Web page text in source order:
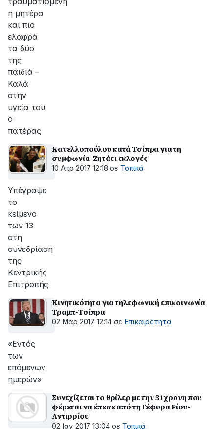
η μητέρα
και πιο
ελαφρά
τα δύο
της
παιδιά –
Καλά
στην
υγεία του
ο
πατέρας
Κανελλοπούλου κατά Τσίπρα για τη
συμφωνία-Ζητάει εκλογές
10 Απρ 2017 12:18 σε Τοπικά
Υπέγραψε
το
κείμενο
των 13
στη
συνεδρίαση
της
Κεντρικής
Επιτρoπής
Κινητικότητα για τηλεφωνική επικοινωνία
Τραμπ-Τσίπρα
02 Μαρ 2017 12:14 σε Επικαιρότητα
«Εντός
των
επόμενων
ημερών»
Συνεχίζεται το θρίλερ με την 31χρονη που
φέρεται να έπεσε από τη Γέφυρα Ρίου-
Αντιρρίου
02 Ιαν 2017 13:04 σε Τοπικά